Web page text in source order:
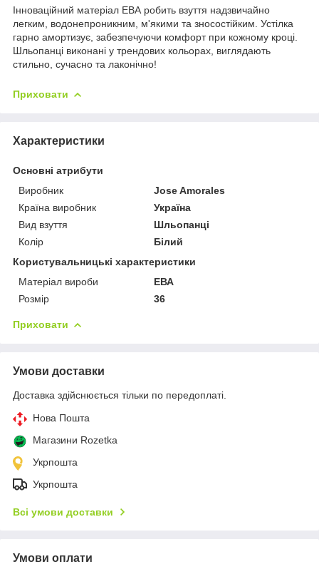
Інноваційний матеріал ЕВА робить взуття надзвичайно
легким, водонепроникним, м'якими та зносостійким. Устілка
гарно амортизує, забезпечуючи комфорт при кожному кроці.
Шльопанці виконані у трендових кольорах, виглядають
стильно, сучасно та лаконічно!
Приховати
Характеристики
Основні атрибути
Виробник
Jose Amorales
Країна виробник
Україна
Вид взуття
Шльопанці
Колір
Білий
Користувальницькі характеристики
Матеріал вироби
ЕВА
Розмір
36
Приховати
Умови доставки
Доставка здійснюється тільки по передоплаті.
Нова Пошта
Магазини Rozetka
Укрпошта
Укрпошта
Всі умови доставки
Умови оплати